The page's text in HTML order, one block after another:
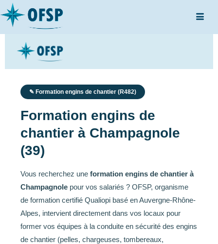
✎ Formation engins de chantier (R482)
Formation engins de
chantier à Champagnole
(39)
Vous recherchez une formation engins de chantier à
Champagnole pour vos salariés ? OFSP, organisme
de formation certifié Qualiopi basé en Auvergne-Rhône-
Alpes, intervient directement dans vos locaux pour
former vos équipes à la conduite en sécurité des engins
de chantier (pelles, chargeuses, tombereaux,